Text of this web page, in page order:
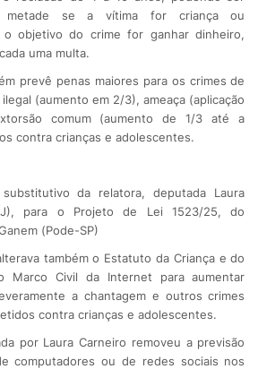
metade se a vítima for criança ou
o objetivo do crime for ganhar dinheiro,
uma multa.
prevê penas maiores para os crimes de
(aumento em 2/3), ameaça (aplicação
comum (aumento de 1/3 até a
contra crianças e adolescentes.
da relatora, deputada Laura
para o Projeto de Lei 1523/25, do
(Pode-SP)
também o Estatuto da Criança e do
Marco Civil da Internet para aumentar
a chantagem e outros crimes
contra crianças e adolescentes.
por Laura Carneiro removeu a previsão
computadores ou de redes sociais nos